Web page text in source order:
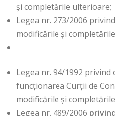
şi completările ulterioare;
Legea nr. 273/2006
modificările și
Legea nr. 94/1992 privind
funcționarea Curții de
modificările și
Legea nr. 489/2006